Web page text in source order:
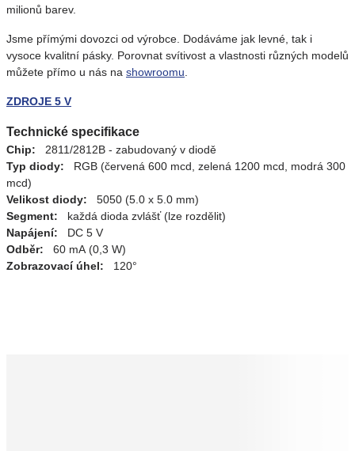
milionů barev.
Jsme přímými dovozci od výrobce. Dodáváme jak levné, tak i
vysoce kvalitní pásky. Porovnat svítivost a vlastnosti různých modelů
můžete přímo u nás na showroomu
ZDROJE 5 V
Technické specifikace
Chip: 2811/2812B - zabudovaný v diodě
Typ diody: RGB (červená 600 mcd, zelená 1200 mcd, modrá 300
mcd)
Velikost diody: 5050 (5.0 x 5.0 mm)
Segment: každá dioda zvlášť (lze rozdělit)
Napájení: DC 5 V
Odběr: 60 mA (0,3 W)
Zobrazovací úhel: 120°